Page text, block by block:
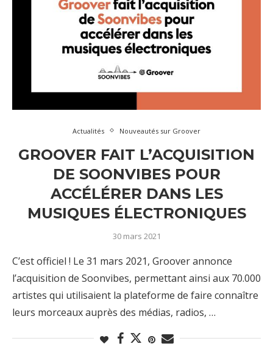
Actualités Nouveautés sur Groover
GROOVER FAIT L’ACQUISITION
DE SOONVIBES POUR
ACCÉLÉRER DANS LES
MUSIQUES ÉLECTRONIQUES
30 mars 2021
C’est officiel ! Le 31 mars 2021, Groover annonce
l’acquisition de Soonvibes, permettant ainsi aux 70.000
artistes qui utilisaient la plateforme de faire connaître
leurs morceaux auprès des médias, radios, …